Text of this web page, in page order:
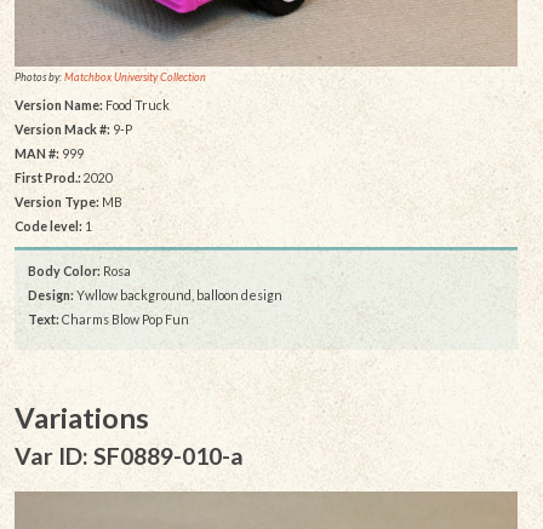
Photos by:Matchbox University Collection
Version Name: Food Truck
Version Mack #: 9-P
MAN #: 999
First Prod.: 2020
Version Type:MB
Code level:1
Body Color: Rosa
Design: Ywllow background, balloon design
Text: Charms Blow Pop Fun
Variations
Var ID: SF0889-010-a